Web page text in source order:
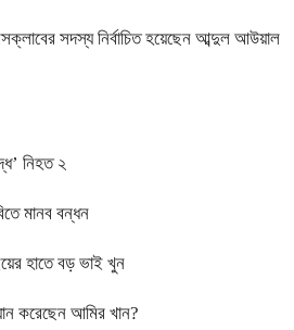
সদস্য নির্বাচিত হয়েছেন আব্দুল আউয়াল
নিহত ২
মানব বন্ধন
হাতে বড় ভাই খুন
করেছেন আমির খান?